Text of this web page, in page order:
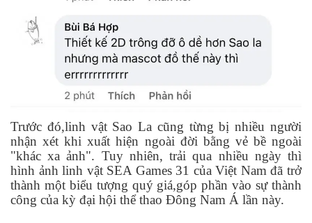
Trước đó,linh vật Sao La cũng từng bị nhiều người
nhận xét khi xuất hiện ngoài đời bằng vẻ bề ngoài
"khác xa ảnh". Tuy nhiên, trải qua nhiều ngày thì
hình ảnh linh vật SEA Games 31 của Việt Nam đã trở
thành một biểu tượng quý giá,góp phần vào sự thành
công của kỳ đại hội thể thao Đông Nam Á lần này.